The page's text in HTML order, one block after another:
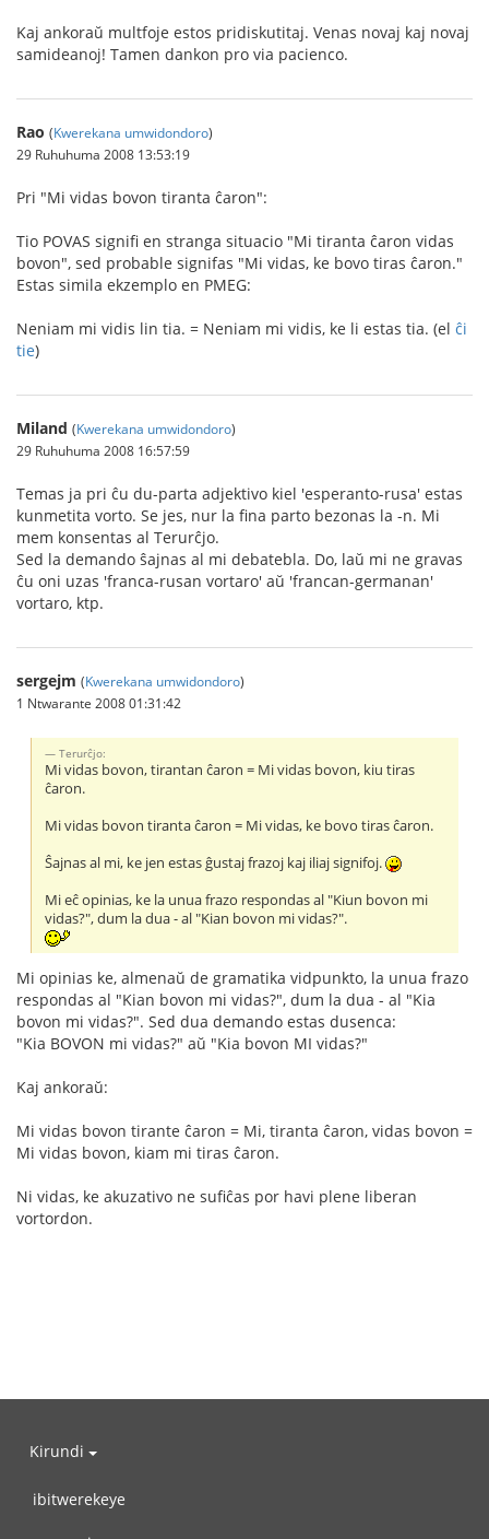
Kaj ankoraŭ multfoje estos pridiskutitaj. Venas novaj kaj novaj
samideanoj! Tamen dankon pro via pacienco.
Rao (Kwerekana umwidondoro)
29 Ruhuhuma 2008 13:53:19
Pri "Mi vidas bovon tiranta ĉaron":
Tio POVAS signifi en stranga situacio "Mi tiranta ĉaron vidas
bovon", sed probable signifas "Mi vidas, ke bovo tiras ĉaron."
Estas simila ekzemplo en PMEG:
Neniam mi vidis lin tia. = Neniam mi vidis, ke li estas tia. (el ĉi
tie)
Miland (Kwerekana umwidondoro)
29 Ruhuhuma 2008 16:57:59
Temas ja pri ĉu du-parta adjektivo kiel 'esperanto-rusa' estas
kunmetita vorto. Se jes, nur la fina parto bezonas la -n. Mi
mem konsentas al Terurĉjo.
Sed la demando ŝajnas al mi debatebla. Do, laŭ mi ne gravas
ĉu oni uzas 'franca-rusan vortaro' aŭ 'francan-germanan'
vortaro, ktp.
sergejm (Kwerekana umwidondoro)
1 Ntwarante 2008 01:31:42
Terurĉjo:
Mi vidas bovon, tirantan ĉaron = Mi vidas bovon, kiu tiras
ĉaron.
Mi vidas bovon tiranta ĉaron = Mi vidas, ke bovo tiras ĉaron.
Ŝajnas al mi, ke jen estas ĝustaj frazoj kaj iliaj signifoj.
Mi eĉ opinias, ke la unua frazo respondas al "Kiun bovon mi
vidas?", dum la dua - al "Kian bovon mi vidas?".
Mi opinias ke, almenaŭ de gramatika vidpunkto, la unua frazo
respondas al "Kian bovon mi vidas?", dum la dua - al "Kia
bovon mi vidas?". Sed dua demando estas dusenca:
"Kia BOVON mi vidas?" aŭ "Kia bovon MI vidas?"
Kaj ankoraŭ:
Mi vidas bovon tirante ĉaron = Mi, tiranta ĉaron, vidas bovon =
Mi vidas bovon, kiam mi tiras ĉaron.
Ni vidas, ke akuzativo ne sufiĉas por havi plene liberan
vortordon.
Kirundi
ibitwerekeye